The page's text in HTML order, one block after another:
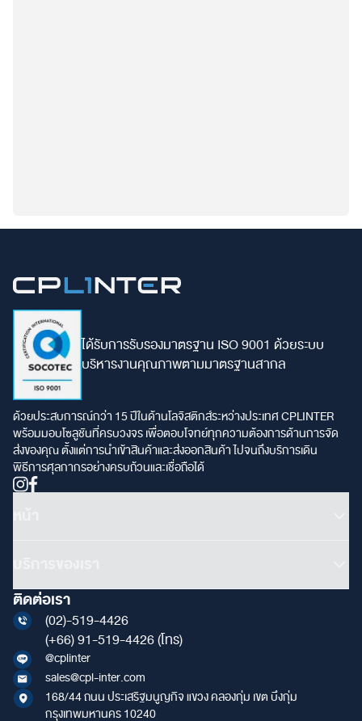
ได้รับการรับรองมาตรฐาน ISO 9001 ด้วยระบบ
บริหารงานคุณภาพตามมาตรฐานสากล
ด้วยประสบการณ์กว่า 15 ปีในด้านโลจิสติกส์ระหว่างประเทศ CPLINTER
พร้อมมอบโซลูชันที่ครบวงจร เพื่อตอบโจทย์ทุกความต้องการด้านการจัด
ส่งของคุณ ตั้งแต่การนำเข้าสินค้าและส่งออกสินค้า ไปจนถึงบริการเดิน
พิธีการศุลกากรอย่างครบถ้วนและเชื่อถือได้
ติดต่อเรา
(02)-519-4426
(+66) 91-519-4426(โทร)
@cplinter
sales@cpl-inter.com
168/44 ถนน ประเสริฐมนูญกิจ แขวง คลองกุ่ม เขต บึงกุ่ม
กรุงเทพมหานคร 10240